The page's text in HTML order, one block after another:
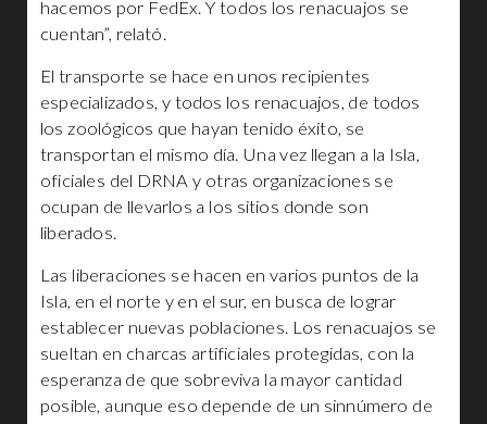
hacemos por FedEx. Y todos los renacuajos se
cuentan”, relató.
El transporte se hace en unos recipientes
especializados, y todos los renacuajos, de todos
los zoológicos que hayan tenido éxito, se
transportan el mismo día. Una vez llegan a la Isla,
oficiales del DRNA y otras organizaciones se
ocupan de llevarlos a los sitios donde son
liberados.
Las liberaciones se hacen en varios puntos de la
Isla, en el norte y en el sur, en busca de lograr
establecer nuevas poblaciones. Los renacuajos se
sueltan en charcas artificiales protegidas, con la
esperanza de que sobreviva la mayor cantidad
posible, aunque eso depende de un sinnúmero de